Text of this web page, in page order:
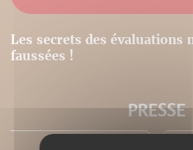
Les secrets des évaluations
faussées !
PRESSE